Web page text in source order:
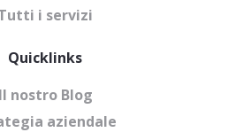
i servizi
Quicklinks
Il nostro Blog
aziendale